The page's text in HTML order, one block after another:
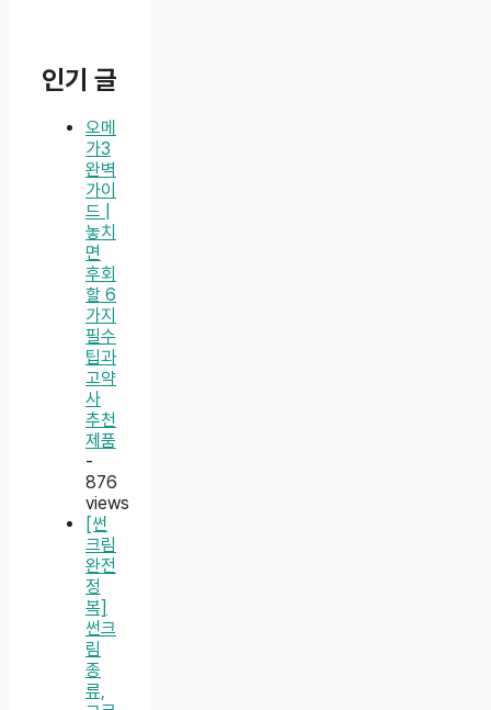
인기 글
오메
가3
완벽
가이
드 |
놓치
면
후회
할 6
가지
필수
팁과
고약
사
추천
제품
-
876
views
[썬
크림
완전
정
복]
썬크
림
종
류,